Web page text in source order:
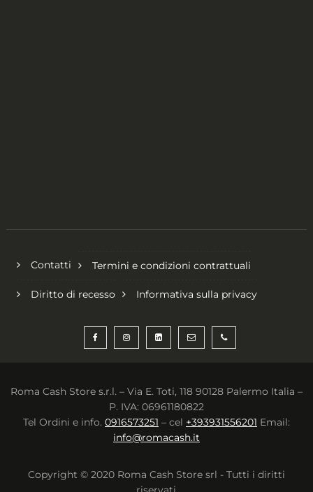
Contatti Termini e condizioni contrattuali
Diritto di recesso Informativa sulla privacy
Roma Cash Store s.r.l. – Via E. Toti, 118 90128 Palermo Italia –
P. IVA: 06961180822
Tel Ordini e info. 0916573251 – cel +393931556201 Email:
info@romacash.it
Copyright © 2020 Roma Cash Store srl - Tutti i diritti